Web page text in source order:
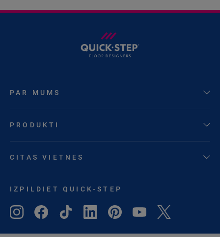
PAR MUMS
PRODUKTI
CITAS VIETNES
IZPILDIET QUICK-STEP